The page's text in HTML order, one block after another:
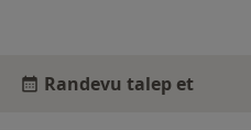
Randevu talep et